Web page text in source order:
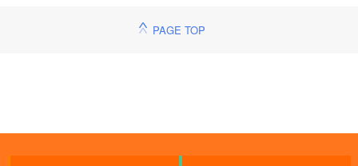
PAGE TOP